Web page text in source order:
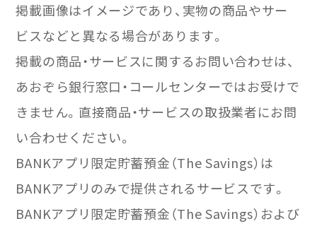
掲載画像はイメージであり、実物の商品やサー
ビスなどと異なる場合があります。
掲載の商品・サービスに関するお問い合わせは、
あおぞら銀行窓口・コールセンターではお受けで
きません。直接商品・サービスの取扱業者にお問
い合わせください。
BANKアプリ限定貯蓄預金（The Savings）は
BANKアプリのみで提供されるサービスです。
BANKアプリ限定貯蓄預金（The Savings）および